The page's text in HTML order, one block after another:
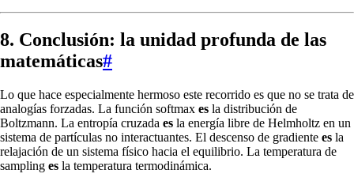
8. Conclusión: la unidad profunda de las
matemáticas#
Lo que hace especialmente hermoso este recorrido es que no se trata de
analogías forzadas. La función softmax es la distribución de
Boltzmann. La entropía cruzada es la energía libre de Helmholtz en un
sistema de partículas no interactuantes. El descenso de gradiente es la
relajación de un sistema físico hacia el equilibrio. La temperatura de
sampling es la temperatura termodinámica.